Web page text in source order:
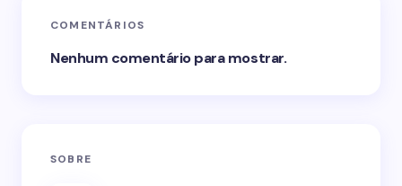
COMENTÁRIOS
Nenhum comentário para mostrar.
SOBRE